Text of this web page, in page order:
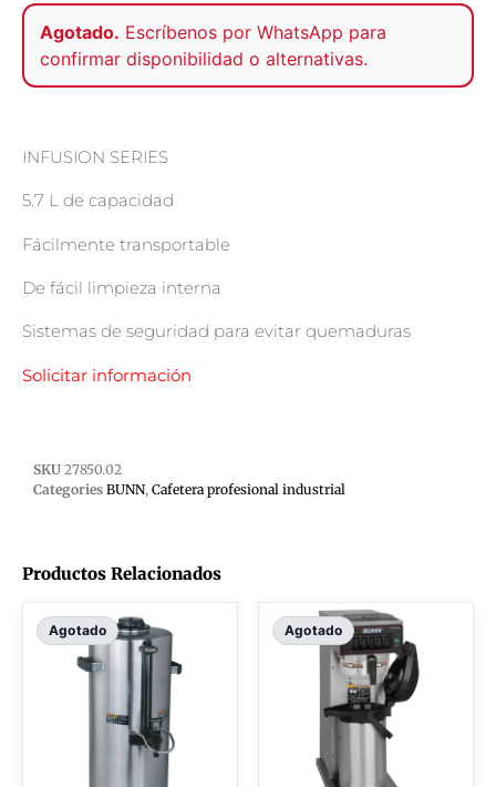
Agotado. Escríbenos por WhatsApp para
confirmar disponibilidad o alternativas.
INFUSION SERIES
5.7 L de capacidad
Fácilmente transportable
De fácil limpieza interna
Sistemas de seguridad para evitar quemaduras
Solicitar información
SKU 27850.02
Categories BUNN, Cafetera profesional industrial
Productos Relacionados
Agotado Agotado